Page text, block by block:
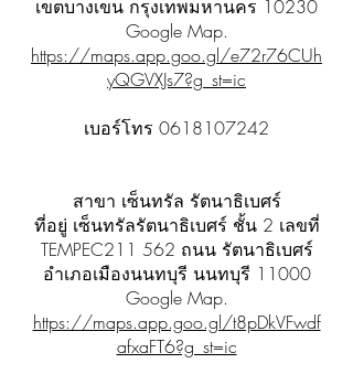
เขตบางเขน กรุงเทพมหานคร 10230
Google Map.
https://maps.app.goo.gl/e72r76CUh
yQGVXJs7?g_st=ic
เบอร์โทร 0618107242
สาขา เซ็นทรัล รัตนาธิเบศร์
ที่อยู่ เซ็นทรัลรัตนาธิเบศร์ ชั้น 2 เลขที่
TEMPEC211 562 ถนน รัตนาธิเบศร์
อำเภอเมืองนนทบุรี นนทบุรี 11000
Google Map.
https://maps.app.goo.gl/t8pDkVFwdf
afxaFT6?g_st=ic